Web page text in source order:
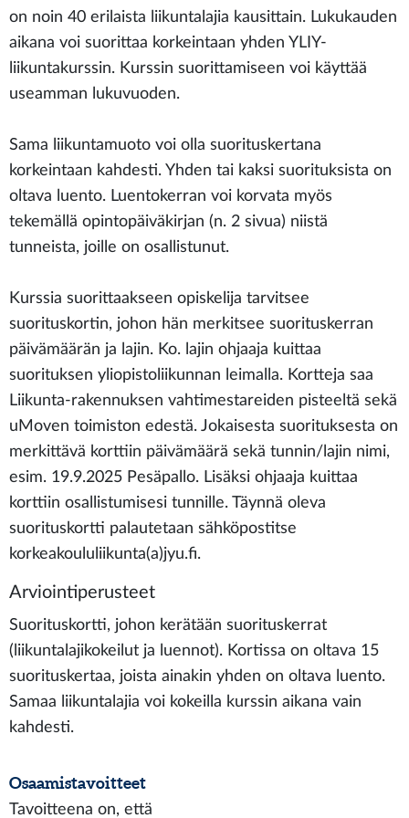
on noin 40 erilaista liikuntalajia kausittain. Lukukauden
aikana voi suorittaa korkeintaan yhden YLIY-
liikuntakurssin. Kurssin suorittamiseen voi käyttää
useamman lukuvuoden.
Sama liikuntamuoto voi olla suorituskertana
korkeintaan kahdesti. Yhden tai kaksi suorituksista on
oltava luento. Luentokerran voi korvata myös
tekemällä opintopäiväkirjan (n. 2 sivua) niistä
tunneista, joille on osallistunut.
Kurssia suorittaakseen opiskelija tarvitsee
suorituskortin, johon hän merkitsee suorituskerran
päivämäärän ja lajin. Ko. lajin ohjaaja kuittaa
suorituksen yliopistoliikunnan leimalla. Kortteja saa
Liikunta-rakennuksen vahtimestareiden pisteeltä sekä
uMoven toimiston edestä. Jokaisesta suorituksesta on
merkittävä korttiin päivämäärä sekä tunnin/lajin nimi,
esim. 19.9.2025 Pesäpallo. Lisäksi ohjaaja kuittaa
korttiin osallistumisesi tunnille. Täynnä oleva
suorituskortti palautetaan sähköpostitse
korkeakoululiikunta(a)jyu.fi.
Arviointiperusteet
Suorituskortti, johon kerätään suorituskerrat
(liikuntalajikokeilut ja luennot). Kortissa on oltava 15
suorituskertaa, joista ainakin yhden on oltava luento.
Samaa liikuntalajia voi kokeilla kurssin aikana vain
kahdesti.
Osaamistavoitteet
Tavoitteena on, että